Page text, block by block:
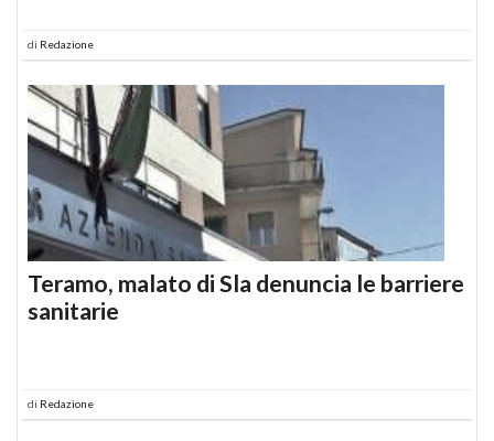
di Redazione
Teramo, malato di Sla denuncia le barriere
sanitarie
di Redazione